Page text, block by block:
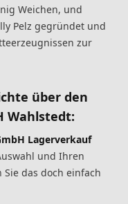
Weichen, und
Pelz gegründet und
zur
über den
Wahlstedt:
Lagerverkauf
und Ihren
das doch einfach